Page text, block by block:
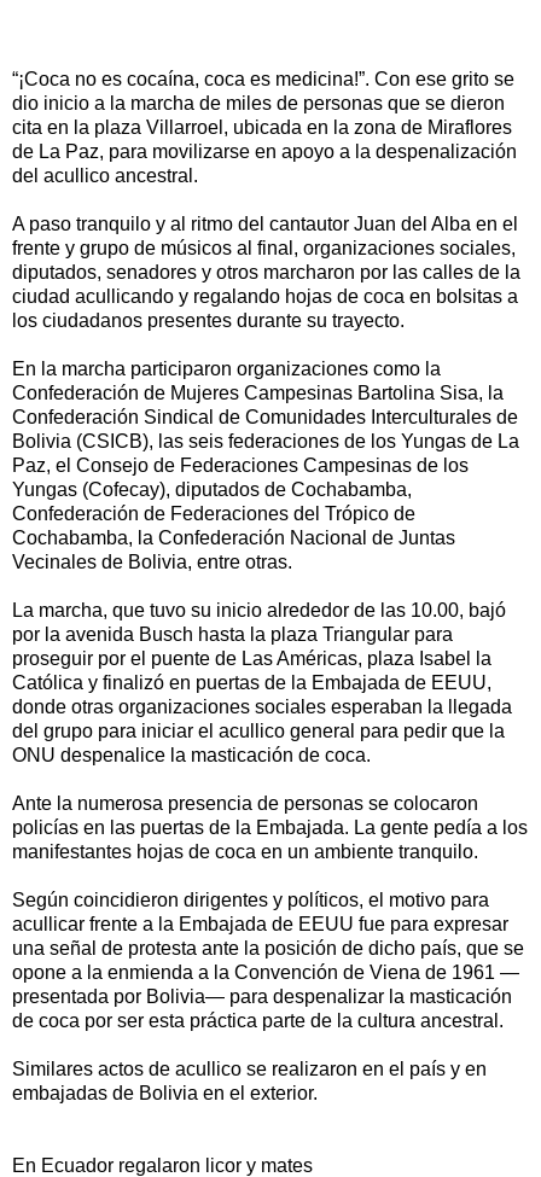
“¡Coca no es cocaína, coca es medicina!”. Con ese grito se
dio inicio a la marcha de miles de personas que se dieron
cita en la plaza Villarroel, ubicada en la zona de Miraflores
de La Paz, para movilizarse en apoyo a la despenalización
del acullico ancestral.
A paso tranquilo y al ritmo del cantautor Juan del Alba en el
frente y grupo de músicos al final, organizaciones sociales,
diputados, senadores y otros marcharon por las calles de la
ciudad acullicando y regalando hojas de coca en bolsitas a
los ciudadanos presentes durante su trayecto.
En la marcha participaron organizaciones como la
Confederación de Mujeres Campesinas Bartolina Sisa, la
Confederación Sindical de Comunidades Interculturales de
Bolivia (CSICB), las seis federaciones de los Yungas de La
Paz, el Consejo de Federaciones Campesinas de los
Yungas (Cofecay), diputados de Cochabamba,
Confederación de Federaciones del Trópico de
Cochabamba, la Confederación Nacional de Juntas
Vecinales de Bolivia, entre otras.
La marcha, que tuvo su inicio alrededor de las 10.00, bajó
por la avenida Busch hasta la plaza Triangular para
proseguir por el puente de Las Américas, plaza Isabel la
Católica y finalizó en puertas de la Embajada de EEUU,
donde otras organizaciones sociales esperaban la llegada
del grupo para iniciar el acullico general para pedir que la
ONU despenalice la masticación de coca.
Ante la numerosa presencia de personas se colocaron
policías en las puertas de la Embajada. La gente pedía a los
manifestantes hojas de coca en un ambiente tranquilo.
Según coincidieron dirigentes y políticos, el motivo para
acullicar frente a la Embajada de EEUU fue para expresar
una señal de protesta ante la posición de dicho país, que se
opone a la enmienda a la Convención de Viena de 1961 —
presentada por Bolivia— para despenalizar la masticación
de coca por ser esta práctica parte de la cultura ancestral.
Similares actos de acullico se realizaron en el país y en
embajadas de Bolivia en el exterior.
En Ecuador regalaron licor y mates